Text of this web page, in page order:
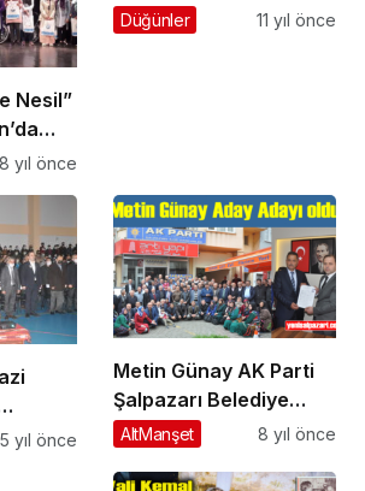
Nesil”
8 yıl önce
evlendi
Düğünler 11 yıl önce
5 yıl önce
Metin Günay AK Parti
Şalpazarı Belediye
Başkan Aday Adayı
AltManşet 8 yıl önce